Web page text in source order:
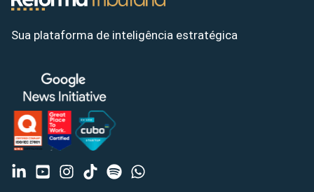
Sua plataforma de inteligência estratégica